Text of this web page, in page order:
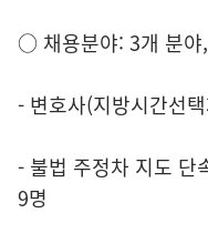
○ 채용분야: 3개 분야
- 변호사(지방시간선
- 불법 주정차 지도 단
9명